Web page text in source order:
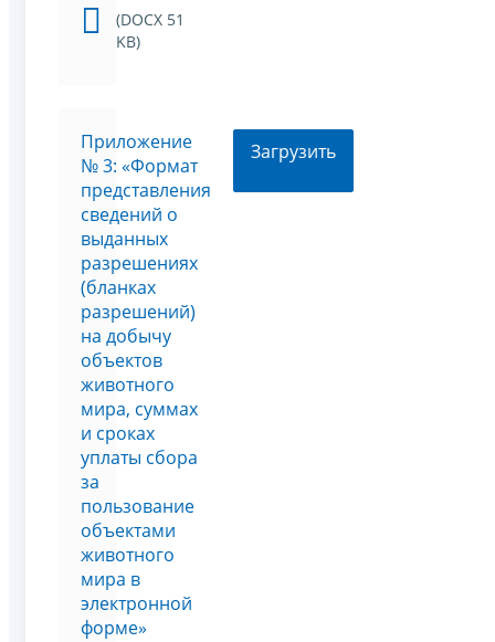
(DOCX 51
KB)
Приложение
№ 3: «Формат
представления
сведений о
выданных
разрешениях
(бланках
разрешений)
на добычу
объектов
животного
мира, суммах
и сроках
уплаты сбора
за
пользование
объектами
животного
мира в
электронной
форме»
Загрузить